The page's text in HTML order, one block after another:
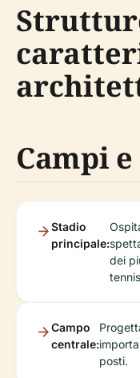
Campi
Stadio
principale:
dei
Campo
centrale:
posti.